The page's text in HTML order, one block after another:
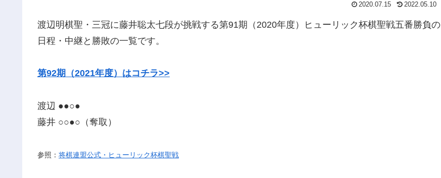
2020.07.15 2022.05.10
渡辺明棋聖・三冠に藤井聡太七段が挑戦する第91期（2020年度）ヒューリック杯棋聖戦五番勝負の
日程・中継と勝敗の一覧です。
第92期（2021年度）はコチラ>>
渡辺 ●●○●
藤井 ○○●○（奪取）
参照： 将棋連盟公式・ヒューリック杯棋聖戦